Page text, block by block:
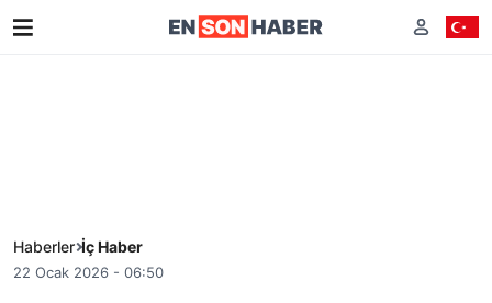
Haberler İç Haber
22 Ocak 2026 - 06:50